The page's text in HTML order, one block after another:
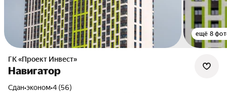
ещё 8
ГК «Проект Инвест»
Навигатор
Сдан•эконом•4 (56)